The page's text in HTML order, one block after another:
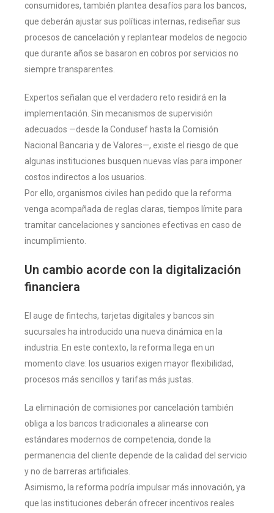
consumidores, también plantea desafíos para los bancos,
que deberán ajustar sus políticas internas, rediseñar sus
procesos de cancelación y replantear modelos de negocio
que durante años se basaron en cobros por servicios no
siempre transparentes.
Expertos señalan que el verdadero reto residirá en la
implementación. Sin mecanismos de supervisión
adecuados —desde la Condusef hasta la Comisión
Nacional Bancaria y de Valores—, existe el riesgo de que
algunas instituciones busquen nuevas vías para imponer
costos indirectos a los usuarios.
Por ello, organismos civiles han pedido que la reforma
venga acompañada de reglas claras, tiempos límite para
tramitar cancelaciones y sanciones efectivas en caso de
incumplimiento.
Un cambio acorde con la digitalización
financiera
El auge de fintechs, tarjetas digitales y bancos sin
sucursales ha introducido una nueva dinámica en la
industria. En este contexto, la reforma llega en un
momento clave: los usuarios exigen mayor flexibilidad,
procesos más sencillos y tarifas más justas.
La eliminación de comisiones por cancelación también
obliga a los bancos tradicionales a alinearse con
estándares modernos de competencia, donde la
permanencia del cliente depende de la calidad del servicio
y no de barreras artificiales.
Asimismo, la reforma podría impulsar más innovación, ya
que las instituciones deberán ofrecer incentivos reales